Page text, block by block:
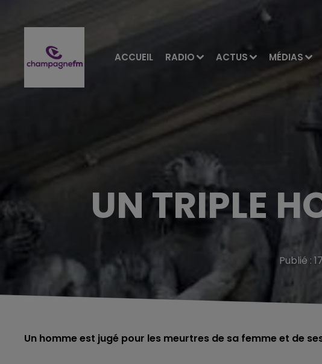
ACCUEIL RADIO ACTUS MÉDIAS
UN TRIPLE
Publié :
Un homme est jugé pour les meurtres de sa femme et de